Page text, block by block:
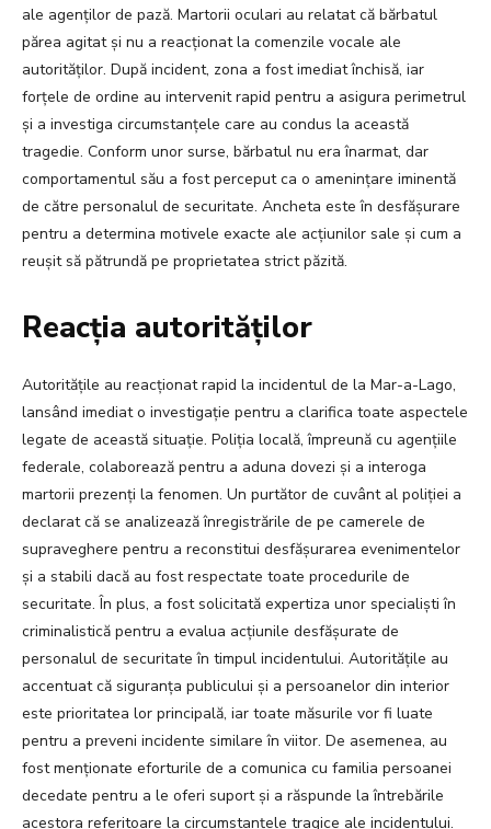
ale agenților de pază. Martorii oculari au relatat că bărbatul
părea agitat și nu a reacționat la comenzile vocale ale
autorităților. După incident, zona a fost imediat închisă, iar
forțele de ordine au intervenit rapid pentru a asigura perimetrul
și a investiga circumstanțele care au condus la această
tragedie. Conform unor surse, bărbatul nu era înarmat, dar
comportamentul său a fost perceput ca o amenințare iminentă
de către personalul de securitate. Ancheta este în desfășurare
pentru a determina motivele exacte ale acțiunilor sale și cum a
reușit să pătrundă pe proprietatea strict păzită.
Reacția autorităților
Autoritățile au reacționat rapid la incidentul de la Mar-a-Lago,
lansând imediat o investigație pentru a clarifica toate aspectele
legate de această situație. Poliția locală, împreună cu agențiile
federale, colaborează pentru a aduna dovezi și a interoga
martorii prezenți la fenomen. Un purtător de cuvânt al poliției a
declarat că se analizează înregistrările de pe camerele de
supraveghere pentru a reconstitui desfășurarea evenimentelor
și a stabili dacă au fost respectate toate procedurile de
securitate. În plus, a fost solicitată expertiza unor specialiști în
criminalistică pentru a evalua acțiunile desfășurate de
personalul de securitate în timpul incidentului. Autoritățile au
accentuat că siguranța publicului și a persoanelor din interior
este prioritatea lor principală, iar toate măsurile vor fi luate
pentru a preveni incidente similare în viitor. De asemenea, au
fost menționate eforturile de a comunica cu familia persoanei
decedate pentru a le oferi suport și a răspunde la întrebările
acestora referitoare la circumstanțele tragice ale incidentului.